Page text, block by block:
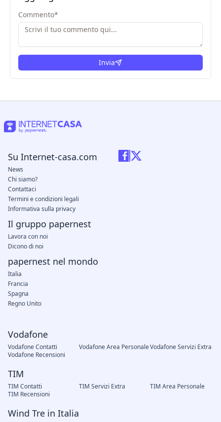
Commento*
Invia
Vodafone
Vodafone Contatti Vodafone Area PersonaleVodafone Servizi Extra
Vodafone Recensioni
TIM
TIM Contatti TIM Servizi Extra
TIM Area Personale
TIM Recensioni
Wind Tre in Italia
Su Internet-casa.com
News
Chi siamo?
Contattaci
Termini e condizioni legali
Informativa sulla privacy
Il gruppo papernest
Lavora con noi
Dicono di noi
papernest nel mondo
Italia
Francia
Spagna
Regno Unito